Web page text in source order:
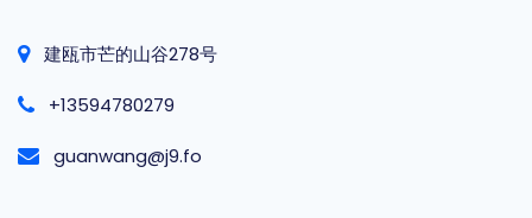
建瓯市芒的山谷278号
+13594780279
guanwang@j9.fo